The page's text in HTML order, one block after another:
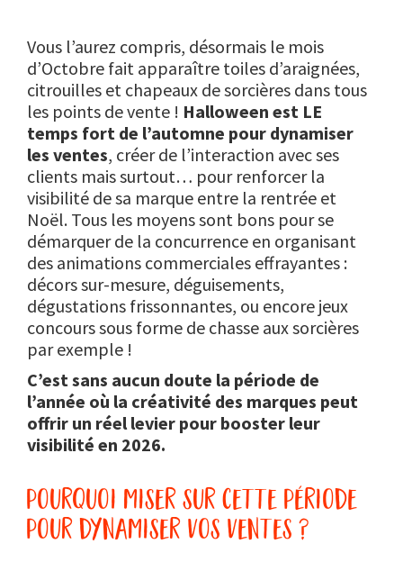
Vous l’aurez compris, désormais le mois
d’Octobre fait apparaître toiles d’araignées,
citrouilles et chapeaux de sorcières dans tous
les points de vente ! Halloween est LE
temps fort de l’automne pour dynamiser
les ventes, créer de l’interaction avec ses
clients mais surtout… pour renforcer la
visibilité de sa marque entre la rentrée et
Noël. Tous les moyens sont bons pour se
démarquer de la concurrence en organisant
des animations commerciales effrayantes :
décors sur-mesure, déguisements,
dégustations frissonnantes, ou encore jeux
concours sous forme de chasse aux sorcières
par exemple !
C’est sans aucun doute la période de
l’année où la créativité des marques peut
offrir un réel levier pour booster leur
visibilité en 2026.
pourquoi miser sur cette période
pour dynamiser vos ventes ?